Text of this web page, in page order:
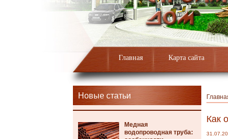
Главная Карта сайта
Новые статьи
Медная
водопроводная труба:
Как